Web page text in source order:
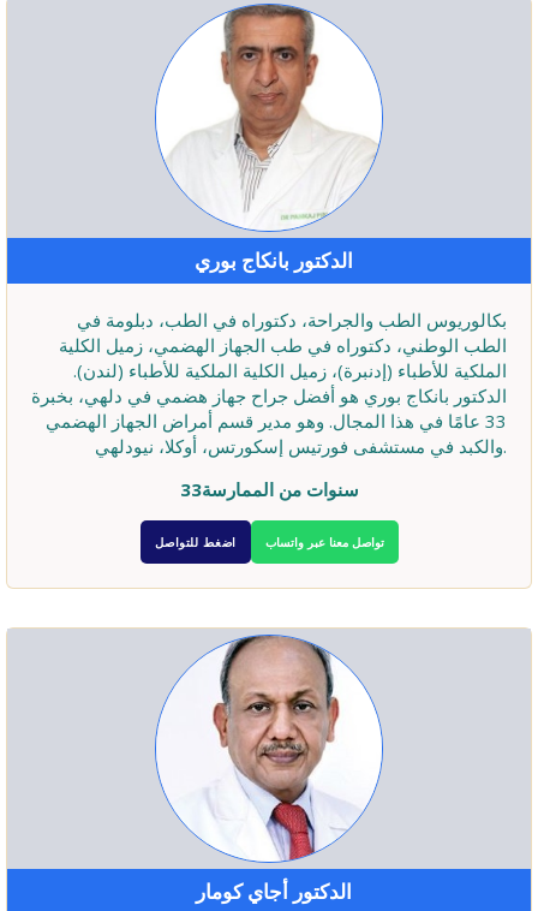
الدكتور بانكاج بوري
بكالوريوس الطب والجراحة، دكتوراه في الطب، دبلومة في
الطب الوطني، دكتوراه في طب الجهاز الهضمي، زميل الكلية
الملكية للأطباء (إدنبرة)، زميل الكلية الملكية للأطباء (لندن).
الدكتور بانكاج بوري هو أفضل جراح جهاز هضمي في دلهي، بخبرة
33 عامًا في هذا المجال. وهو مدير قسم أمراض الجهاز الهضمي
والكبد في مستشفى فورتيس إسكورتس، أوكلا، نيودلهي.
33سنوات من الممارسة
اضغط للتواصل تواصل معنا عبر واتساب
الدكتور أجاي كومار